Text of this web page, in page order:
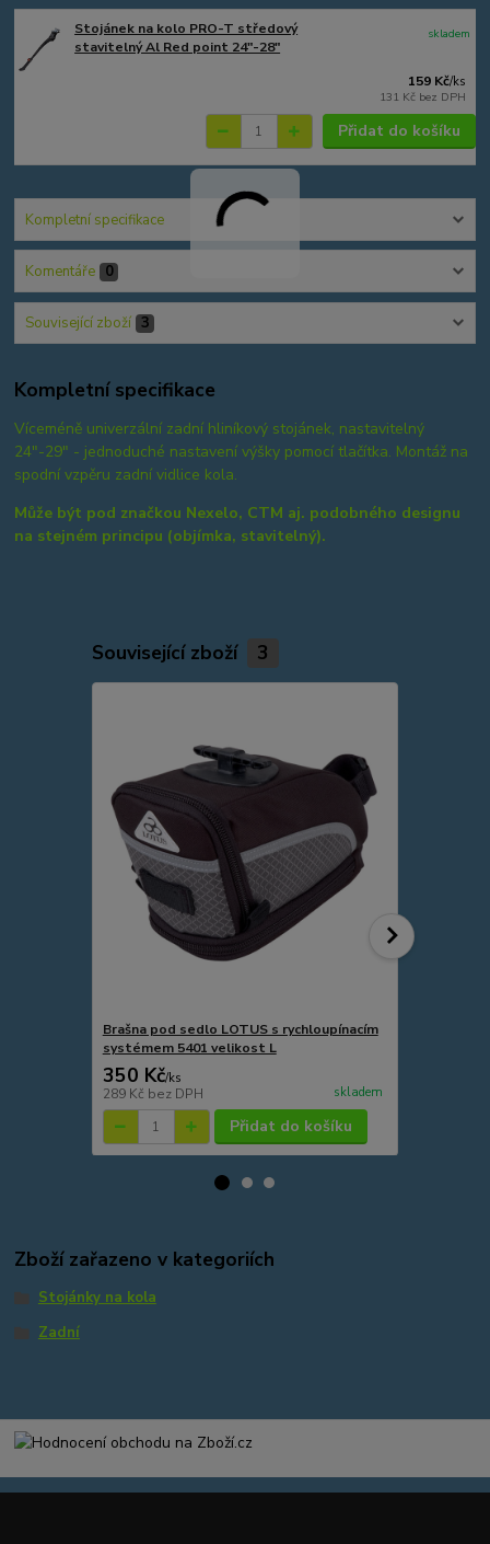
Stojánek na kolo PRO-T středový
stavitelný Al Red point 24"-28"
159 Kč/ks
131 Kč bez DPH
skladem
Přidat do košíku
Kompletní specifikace
Komentáře 0
Související zboží 3
Kompletní specifikace
Víceméně univerzální zadní hliníkový stojánek, nastavitelný
24"-29" - jednoduché nastavení výšky pomocí tlačítka. Montáž na
spodní vzpěru zadní vidlice kola.
Může být pod značkou Nexelo, CTM aj. podobného designu
na stejném principu (objímka, stavitelný).
Související zboží 3
Brašna pod sedlo LOTUS s rychloupínacím
systémem 5401 velikost L
350 Kč/ks
289 Kč bez DPH skladem
Přidat do košíku
Zboží zařazeno v kategoriích
Stojánky na kola
Zadní